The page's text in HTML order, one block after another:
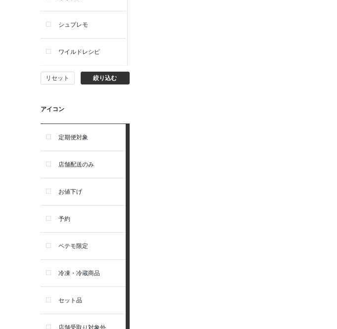
犬おやつ
犬サプリ・ミルク・栄養補給
品
首輪・ハーネス(胴輪)・リー
シュプレモ
ワイルドレシピ
ナチュラルチョイス
ウェルネス
アーテミス
セレクトバランス
リガロ
ソルビダ
フィジカライフ
リセット 絞り込む
アイコン
定期便対象
店舗配送のみ
お値下げ
予約
ペテモ限定
冷凍・冷蔵商品
セット品
店舗受取り対象外